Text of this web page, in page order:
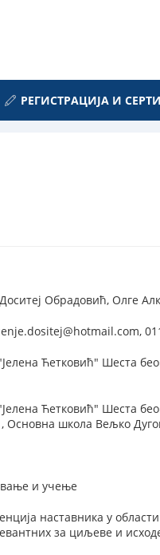
РЕГИСТРАЦИЈА И
Обрадовић, Олге
Ћетковић" Шеста
Ћетковић" Шеста
, Основна школа Вељко
и учење
наставника у
за циљеве и